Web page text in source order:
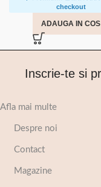
checkout
ADAUGA IN COS
Inscrie-te si
Afla mai multe
Despre noi
Contact
Magazine